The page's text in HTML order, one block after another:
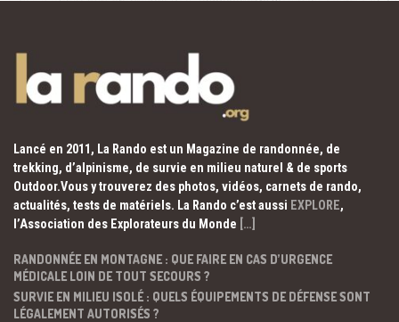
Lancé en 2011, La Rando est un Magazine de randonnée, de
trekking, d’alpinisme, de survie en milieu naturel & de sports
Outdoor.Vous y trouverez des photos, vidéos, carnets de rando,
actualités, tests de matériels. La Rando c’est aussi EXPLORE,
l’Association des Explorateurs du Monde […]
RANDONNÉE EN MONTAGNE : QUE FAIRE EN CAS D’URGENCE
MÉDICALE LOIN DE TOUT SECOURS ?
SURVIE EN MILIEU ISOLÉ : QUELS ÉQUIPEMENTS DE DÉFENSE SONT
LÉGALEMENT AUTORISÉS ?